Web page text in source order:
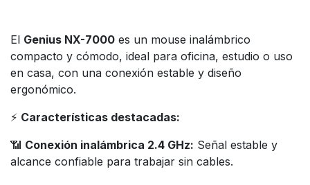
El Genius NX-7000 es un mouse inalámbrico
compacto y cómodo, ideal para oficina, estudio o uso
en casa, con una conexión estable y diseño
ergonómico.
⚡ Características destacadas:
📶 Conexión inalámbrica 2.4 GHz: Señal estable y
alcance confiable para trabajar sin cables.